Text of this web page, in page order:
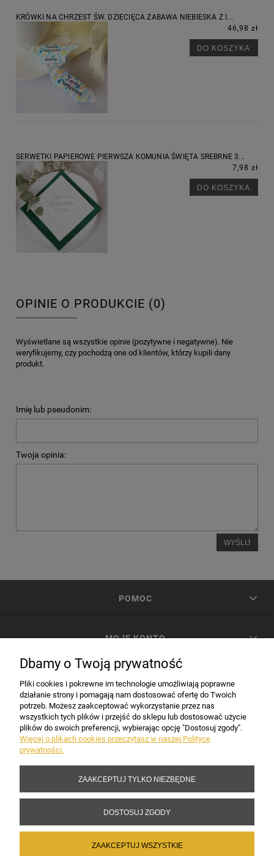
KRÓWKI NA CHRZEST ŚW. DZIECIĘCA ZABAWA NIEBIESKA Z I...
46,98 zł
DO KOSZYKA
SERWETKI PAPIEROWE PIERWSZA KOMUNIA ŚWIĘTA SREBRNE 3...
7,98 zł
DO KOSZYKA
OPINIE O PRODUKCIE (0)
Wyświetlane są wszystkie opinie (pozytywne i negatywne). Nie
weryfikujemy, czy pochodzą one od klientów, którzy kupili dany
produkt.
Imię lub pseudonim:
Twoja opinia:
WYŚLIJ
POMOC
MOJE KONTO
INFORMACJE
Copyright 2017-2026 Sakramento.pl
Dbamy o Twoją prywatność
Pliki cookies i pokrewne im technologie umożliwiają poprawne
działanie strony i pomagają nam dostosować ofertę do Twoich
potrzeb. Możesz zaakceptować wykorzystanie przez nas
wszystkich tych plików i przejść do sklepu lub dostosować użycie
plików do swoich preferencji, wybierając opcję "Dostosuj zgody".
Więcej o plikach cookies przeczytasz w naszej Polityce
prywatności.
ZAAKCEPTUJ TYLKO NIEZBĘDNE
DOSTOSUJ ZGODY
ZAAKCEPTUJ WSZYSTKIE